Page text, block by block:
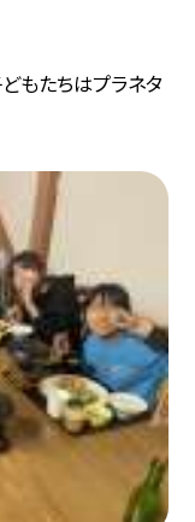
もたちはプラネタ